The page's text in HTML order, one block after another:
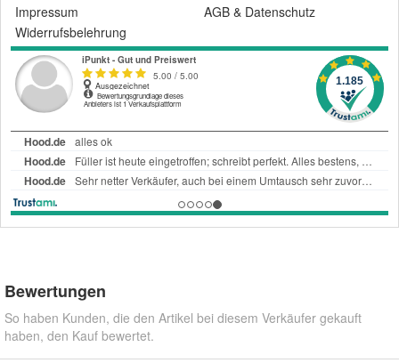
Impressum
AGB & Datenschutz
Widerrufsbelehrung
Bewertungen
So haben Kunden, die den Artikel bei diesem Verkäufer gekauft
haben, den Kauf bewertet.